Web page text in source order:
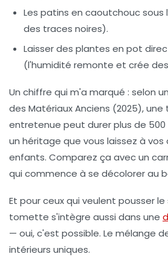
Les patins en caoutchouc sous
des traces noires).
Laisser des plantes en pot
(l'humidité remonte et crée
Un chiffre qui m'a marqué : selon
des Matériaux Anciens (2025),une
entretenue peut durer plus de 500
un héritage que vous laissez à
enfants. Comparez ça avec un
qui commence à se décolorer au
Et pour ceux qui veulent pousser le
tomette s'intègre aussi dans une
— oui, c'est possible. Le mélange
intérieurs uniques.